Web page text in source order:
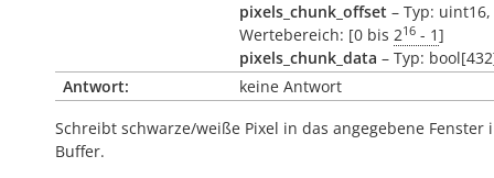
pixels_chunk_offset – Typ: uint16,
Wertebereich: [0 bis 216 - 1]
pixels_chunk_data – Typ:
Antwort:
keine Antwort
Schreibt schwarze/weiße Pixel in das angegebene Fenster
Buffer.